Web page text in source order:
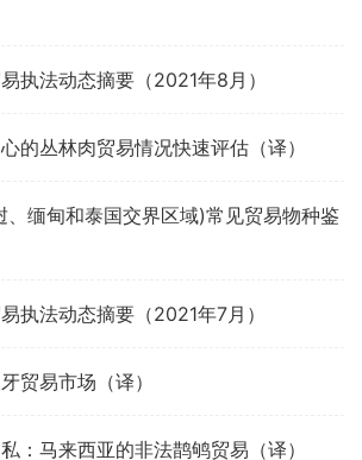
执法动态摘要（2021年8月）
的丛林肉贸易情况快速评估（译）
、缅甸和泰国交界区域)常见贸易物种鉴
执法动态摘要（2021年7月）
贸易市场（译）
：马来西亚的非法鹊鸲贸易（译）